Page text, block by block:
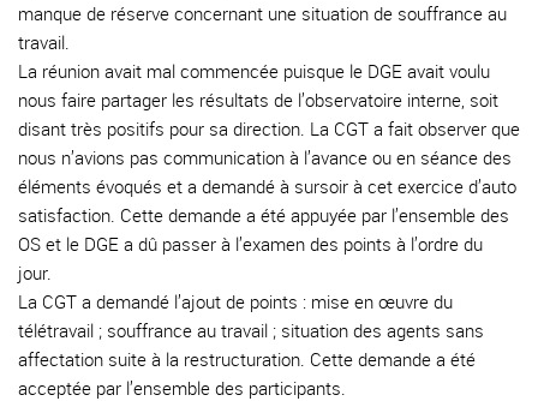
manque de réserve concernant une situation de souffrance au
travail.
La réunion avait mal commencée puisque le DGE avait voulu
nous faire partager les résultats de l’observatoire interne, soit
disant très positifs pour sa direction. La CGT a fait observer que
nous n’avions pas communication à l’avance ou en séance des
éléments évoqués et a demandé à sursoir à cet exercice d’auto
satisfaction. Cette demande a été appuyée par l’ensemble des
OS et le DGE a dû passer à l’examen des points à l’ordre du
jour.
La CGT a demandé l’ajout de points : mise en œuvre du
télétravail ; souffrance au travail ; situation des agents sans
affectation suite à la restructuration. Cette demande a été
acceptée par l’ensemble des participants.